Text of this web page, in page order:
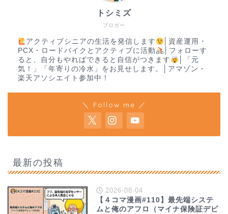
ブロガー
トシミズ
アクティブシニアの生活を発信します
│資産運用・
PCX・ロードバイクとアクティブに活動
│フォローす
ると、自分もやればできると自信がつきます
│「元
気！」「年寄りの冷水」をお見せします。│アマゾン・
楽天アソシエイト参加中！
＼ Follow me ／
最新の投稿
2026-08-04
【４コマ漫画#110】最先端システ
ムと俺のアフロ（マイナ保険証デビ